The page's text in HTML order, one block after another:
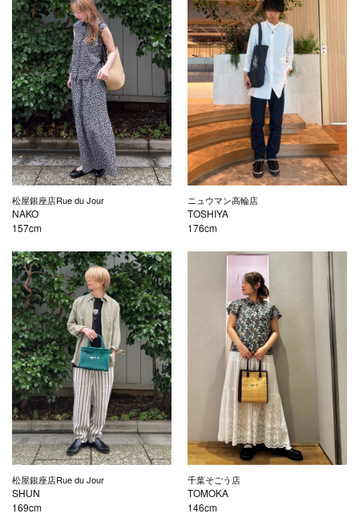
松屋銀座店Rue du Jour
NAKO
157cm
ニュウマン高輪店
TOSHIYA
176cm
松屋銀座店Rue du Jour
SHUN
169cm
千葉そごう店
TOMOKA
146cm